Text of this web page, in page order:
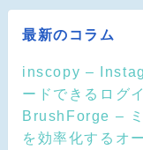
最新のコラム
inscopy –
ードできるログ
BrushForge –
を効率化するオ